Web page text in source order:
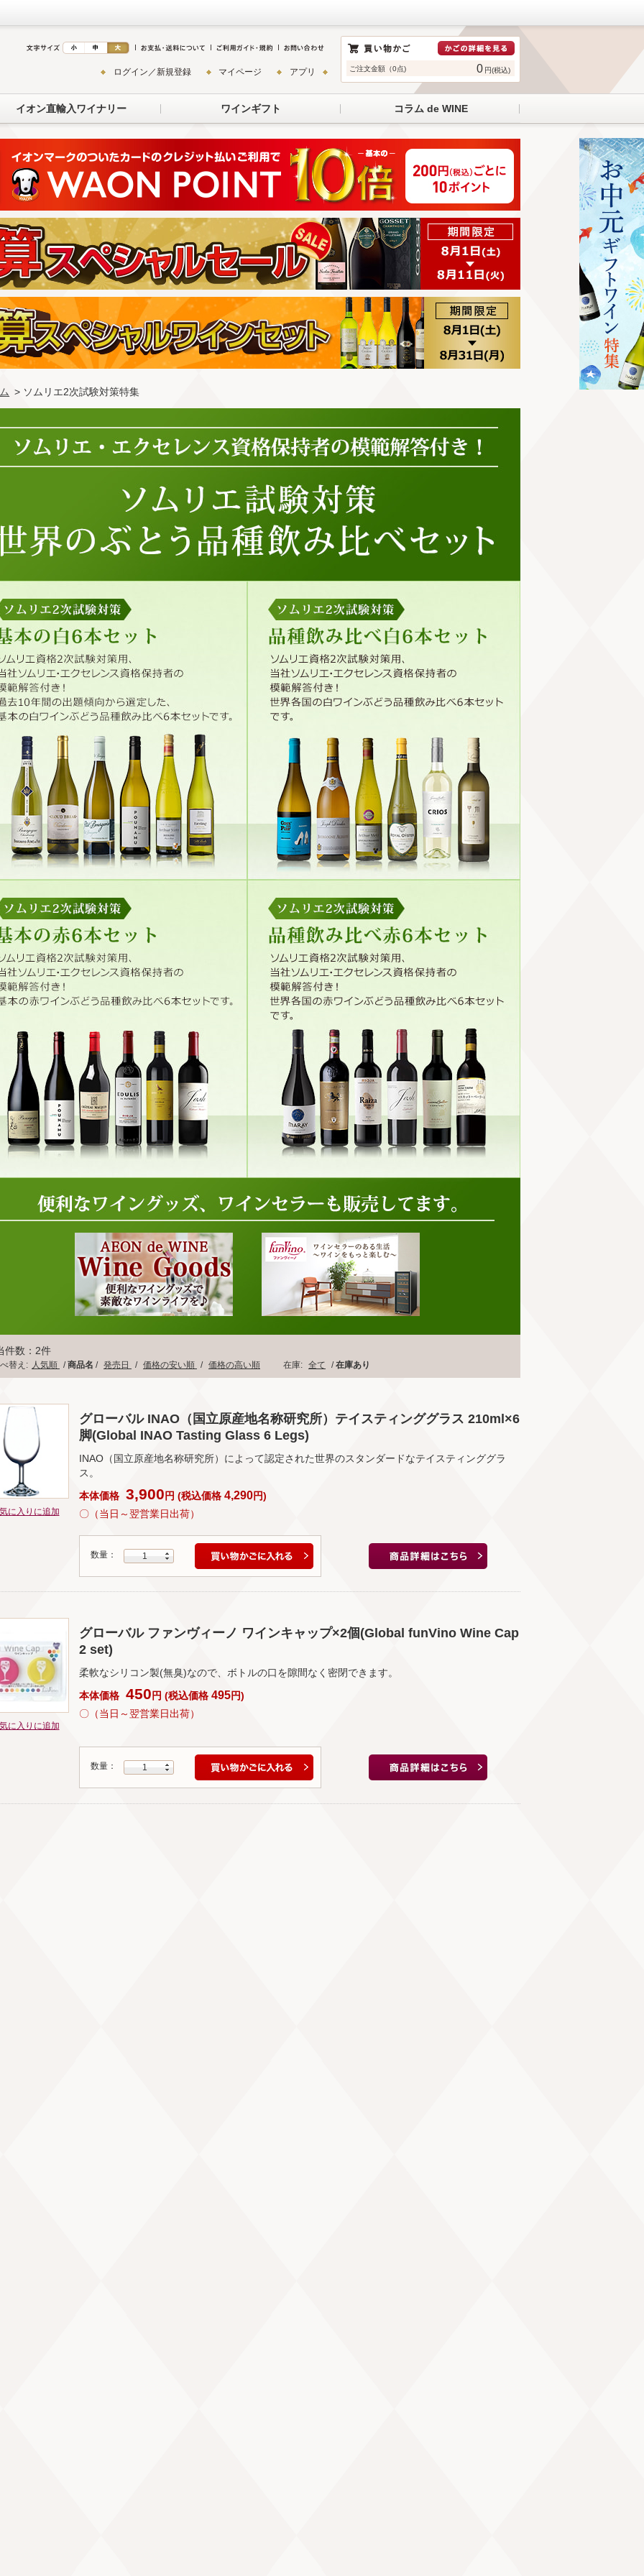
ご注文金額（0点) 0 円(税込)
ログイン／新規登録 マイページ アプリ
イオン直輸入ワイナリー ワインギフト コラム de WINE
> ソムリエ2次試験対策特集
件数：2件
替え: 人気順 /商品名 / 発売日 / 価格の安い順 / 価格の高い順 在庫: 全て /在庫あり
に入りに追加
グローバル INAO（国立原産地名称研究所）テイスティンググラス 210ml×6
脚(Global INAO Tasting Glass 6 Legs)
INAO（国立原産地名称研究所）によって認定された世界のスタンダードなテイスティンググラ
ス。
本体価格 3,900 円 (税込価格 4,290円)
〇（当日～翌営業日出荷）
数量： 1
に入りに追加
グローバル ファンヴィーノ ワインキャップ×2個(Global funVino Wine Cap
2 set)
柔軟なシリコン製(無臭)なので、ボトルの口を隙間なく密閉できます。
本体価格 450 円 (税込価格 495円)
〇（当日～翌営業日出荷）
数量： 1